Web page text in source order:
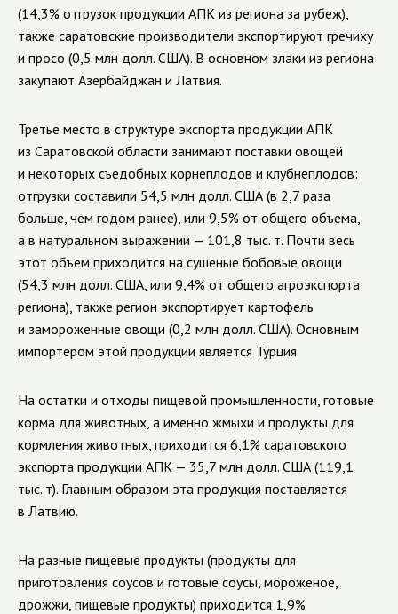
(14,3% отгрузок продукции АПК из региона за рубеж),
также саратовские производители экспортируют гречиху
и просо (0,5 млн долл. США). В основном злаки из региона
закупают Азербайджан и Латвия.
Третье место в структуре экспорта продукции АПК
из Саратовской области занимают поставки овощей
и некоторых съедобных корнеплодов и клубнеплодов:
отгрузки составили 54,5 млн долл. США (в 2,7 раза
больше, чем годом ранее), или 9,5% от общего объема,
а в натуральном выражении — 101,8 тыс. т. Почти весь
этот объем приходится на сушеные бобовые овощи
(54,3 млн долл. США, или 9,4% от общего агроэкспорта
региона), также регион экспортирует картофель
и замороженные овощи (0,2 млн долл. США). Основным
импортером этой продукции является Турция.
На остатки и отходы пищевой промышленности, готовые
корма для животных, а именно жмыхи и продукты для
кормления животных, приходится 6,1% саратовского
экспорта продукции АПК — 35,7 млн долл. США (119,1
тыс. т). Главным образом эта продукция поставляется
в Латвию.
На разные пищевые продукты (продукты для
приготовления соусов и готовые соусы, мороженое,
дрожжи, пищевые продукты) приходится 1,9%